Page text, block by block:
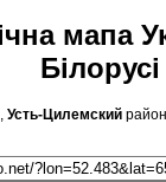
мапа
Білорусі
Усть-Цилемский